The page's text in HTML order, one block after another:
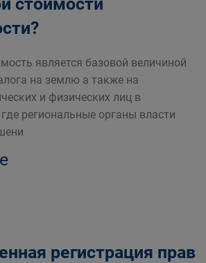
является базовой величиной
на землю а также на
и физических лиц в
региональные органы власти
регистрация прав